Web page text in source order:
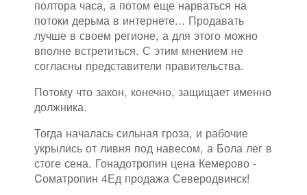
полтора часа, а потом еще нарваться на
потоки дерьма в интернете... Продавать
лучше в своем регионе, а для этого можно
вполне встретиться. С этим мнением не
согласны представители правительства.
Потому что закон, конечно, защищает именно
должника.
Тогда началась сильная гроза, и рабочие
укрылись от ливня под навесом, а Бола лег в
стоге сена. Гонадотропин цена Кемерово -
Cоматропин 4Ед продажа Северодвинск!